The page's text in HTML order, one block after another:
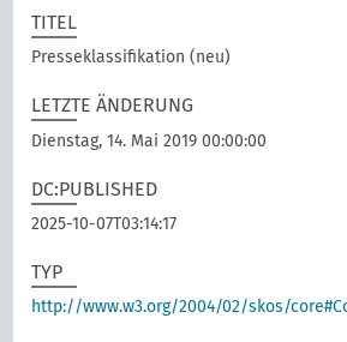
TITEL
Presseklassifikation (neu)
LETZTE ÄNDERUNG
Dienstag, 14. Mai 2019 00:00:00
DC:PUBLISHED
2025-10-07T03:14:17
TYP
http://www.w3.org/2004/02/skos/